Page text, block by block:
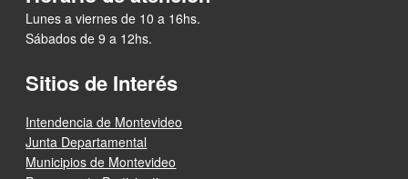
Lunes a viernes de 10 a 16hs.
Sábados de 9 a 12hs.
Sitios de Interés
Intendencia de Montevideo
Junta Departamental
Municipios de Montevideo